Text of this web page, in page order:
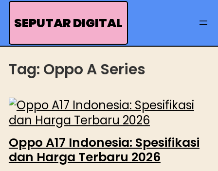
Skip
SEPUTAR DIGITAL
Tag: Oppo A Series
Oppo A17 Indonesia: Spesifikasi
dan Harga Terbaru 2026